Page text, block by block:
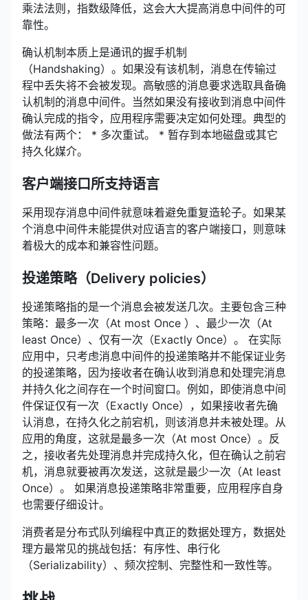
乘法法则，指数级降低，这会大大提高消息中间件的可
靠性。
确认机制本质上是通讯的握手机制
（Handshaking）。如果没有该机制，消息在传输过
程中丢失将不会被发现。高敏感的消息要求选取具备确
认机制的消息中间件。当然如果没有接收到消息中间件
确认完成的指令，应用程序需要决定如何处理。典型的
做法有两个： * 多次重试。 * 暂存到本地磁盘或其它
持久化媒介。
客户端接口所支持语言
采用现存消息中间件就意味着避免重复造轮子。如果某
个消息中间件未能提供对应语言的客户端接口，则意味
着极大的成本和兼容性问题。
投递策略（Delivery policies）
投递策略指的是一个消息会被发送几次。主要包含三种
策略：最多一次（At most Once ）、最少一次（At
least Once）、仅有一次（Exactly Once）。 在实际
应用中，只考虑消息中间件的投递策略并不能保证业务
的投递策略，因为接收者在确认收到消息和处理完消息
并持久化之间存在一个时间窗口。例如，即使消息中间
件保证仅有一次（Exactly Once），如果接收者先确
认消息，在持久化之前宕机，则该消息并未被处理。从
应用的角度，这就是最多一次（At most Once）。反
之，接收者先处理消息并完成持久化，但在确认之前宕
机，消息就要被再次发送，这就是最少一次（At least
Once）。 如果消息投递策略非常重要，应用程序自身
也需要仔细设计。
消费者是分布式队列编程中真正的数据处理方，数据处
理方最常见的挑战包括：有序性、串行化
（Serializability）、频次控制、完整性和一致性等。